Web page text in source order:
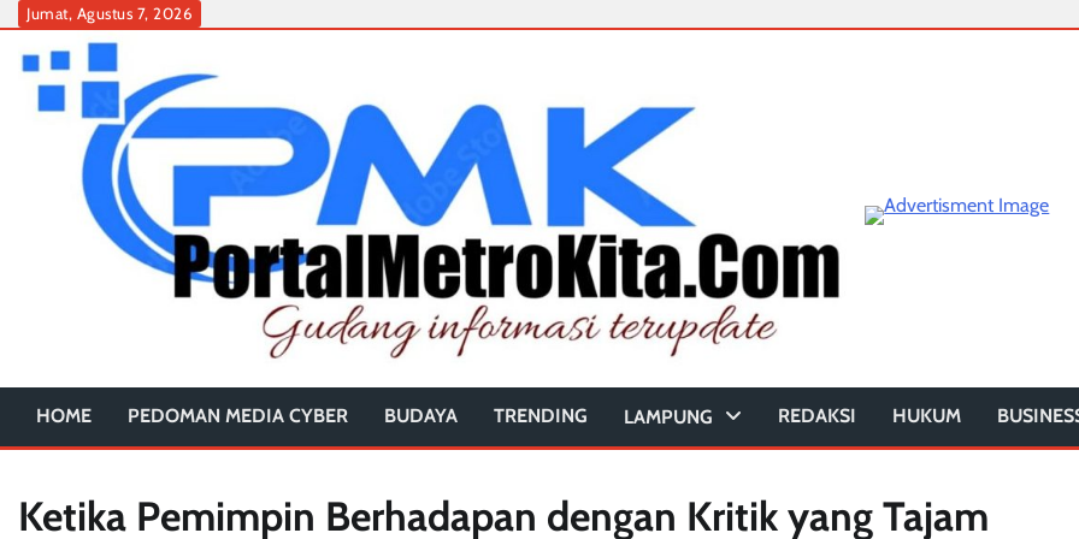
Skip
content
Jumat, Agustus 7, 2026
HOME PEDOMAN MEDIA CYBER BUDAYA TRENDING LAMPUNG REDAKSI HUKUM
Ketika Pemimpin Berhadapan dengan Kritik yang Tajam